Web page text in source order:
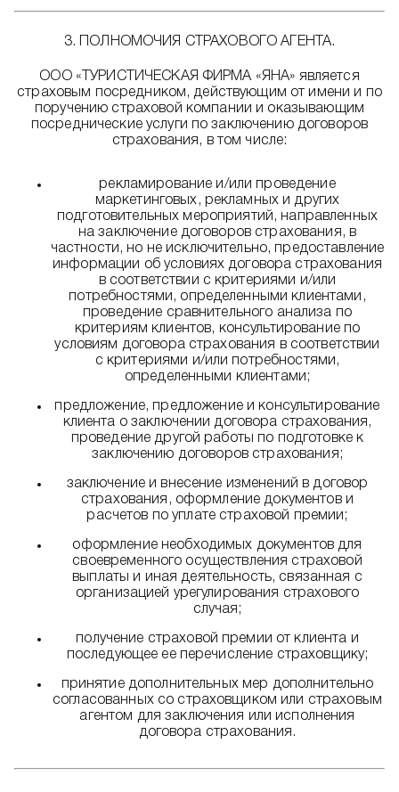
3. ПОЛНОМОЧИЯ СТРАХОВОГО АГЕНТА.
ООО «ТУРИСТИЧЕСКАЯ ФИРМА «ЯНА» является
страховым посредником, действующим от имени и по
поручению страховой компании и оказывающим
посреднические услуги по заключению договоров
страхования, в том числе:
рекламирование и/или проведение
маркетинговых, рекламных и других
подготовительных мероприятий, направленных
на заключение договоров страхования, в
частности, но не исключительно, предоставление
информации об условиях договора страхования
в соответствии с критериями и/или
потребностями, определенными клиентами,
проведение сравнительного анализа по
критериям клиентов, консультирование по
условиям договора страхования в соответствии
с критериями и/или потребностями,
определенными клиентами;
предложение, предложение и консультирование
клиента о заключении договора страхования,
проведение другой работы по подготовке к
заключению договоров страхования;
заключение и внесение изменений в договор
страхования, оформление документов и
расчетов по уплате страховой премии;
оформление необходимых документов для
своевременного осуществления страховой
выплаты и иная деятельность, связанная с
организацией урегулирования страхового
случая;
получение страховой премии от клиента и
последующее ее перечисление страховщику;
принятие дополнительных мер дополнительно
согласованных со страховщиком или страховым
агентом для заключения или исполнения
договора страхования.